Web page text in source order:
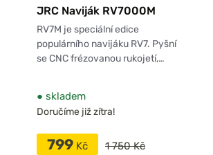
JRC Naviják RV7000M
RV7M je speciální edice
populárního navijáku RV7. Pyšní
se CNC frézovanou rukojetí,…
● skladem
Doručíme již zítra!
799 Kč
1 750 Kč